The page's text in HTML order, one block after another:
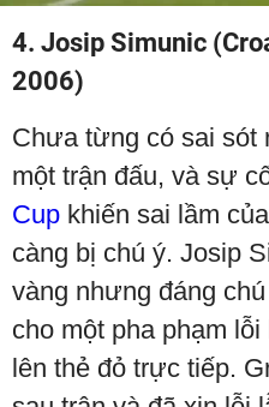
4. Josip Simunic
2006)
Chưa từng có sai sót
một trận đấu, và sự
Cup khiến sai lầm
càng bị chú ý. Josip
vàng nhưng đáng
cho một pha phạm
lên thẻ đỏ trực tiếp.